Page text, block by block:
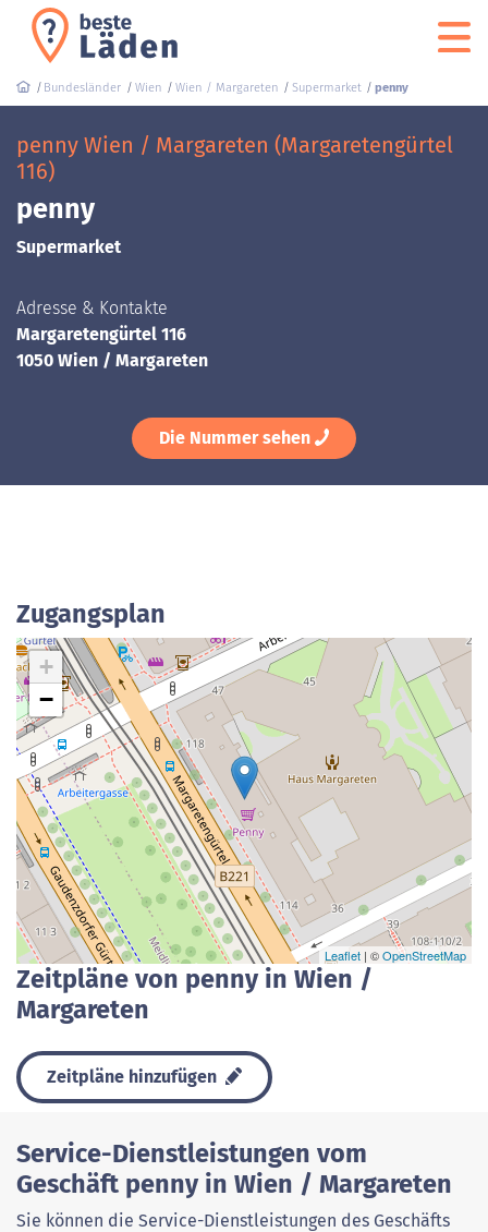
Bundesländer Wien Wien / Margareten Supermarket penny
penny Wien / Margareten (Margaretengürtel
116)
penny
Supermarket
Adresse & Kontakte
Margaretengürtel 116
1050 Wien / Margareten
Die Nummer sehen
Zugangsplan
+
−
Leaflet | ©OpenStreetMap
Zeitpläne von penny in Wien /
Margareten
Zeitpläne hinzufügen
Service-Dienstleistungen vom
Geschäft penny in Wien / Margareten
Sie können die Service-Dienstleistungen des Geschäfts